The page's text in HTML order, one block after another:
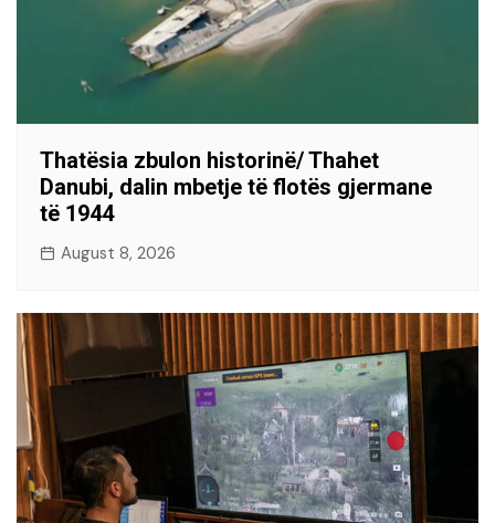
Thatësia zbulon historinë/ Thahet
Danubi, dalin mbetje të flotës gjermane
të 1944
August 8, 2026